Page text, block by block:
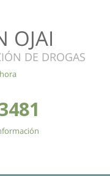
OJAI
DE DROGAS